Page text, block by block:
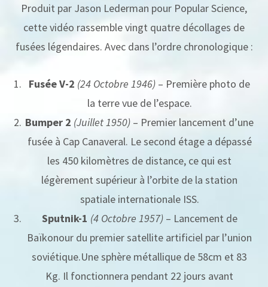
Produit par Jason Lederman pour Popular Science,
cette vidéo rassemble vingt quatre décollages de
fusées légendaires. Avec dans l’ordre chronologique :
Fusée V-2 (24 Octobre 1946) – Première photo de
la terre vue de l’espace.
Bumper 2 (Juillet 1950) – Premier lancement d’une
fusée à Cap Canaveral. Le second étage a dépassé
les 450 kilomètres de distance, ce qui est
légèrement supérieur à l’orbite de la station
spatiale internationale ISS.
Sputnik-1 (4 Octobre 1957)– Lancement de
Baïkonour du premier satellite artificiel par l’union
soviétique.Une sphère métallique de 58cm et 83
Kg. Il fonctionnera pendant 22 jours avant